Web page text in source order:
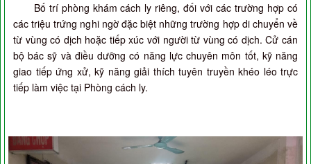
Bố trí phòng khám cách ly riêng, đối với các trường hợp có
các triệu trứng nghi ngờ đặc biệt những trường hợp di chuyển về
từ vùng có dịch hoặc tiếp xúc với người từ vùng có dịch. Cử cán
bộ bác sỹ và điều dưỡng có năng lực chuyên môn tốt, kỹ năng
giao tiếp ứng xử, kỹ năng giải thích tuyên truyền khéo léo trực
tiếp làm việc tại Phòng cách ly.